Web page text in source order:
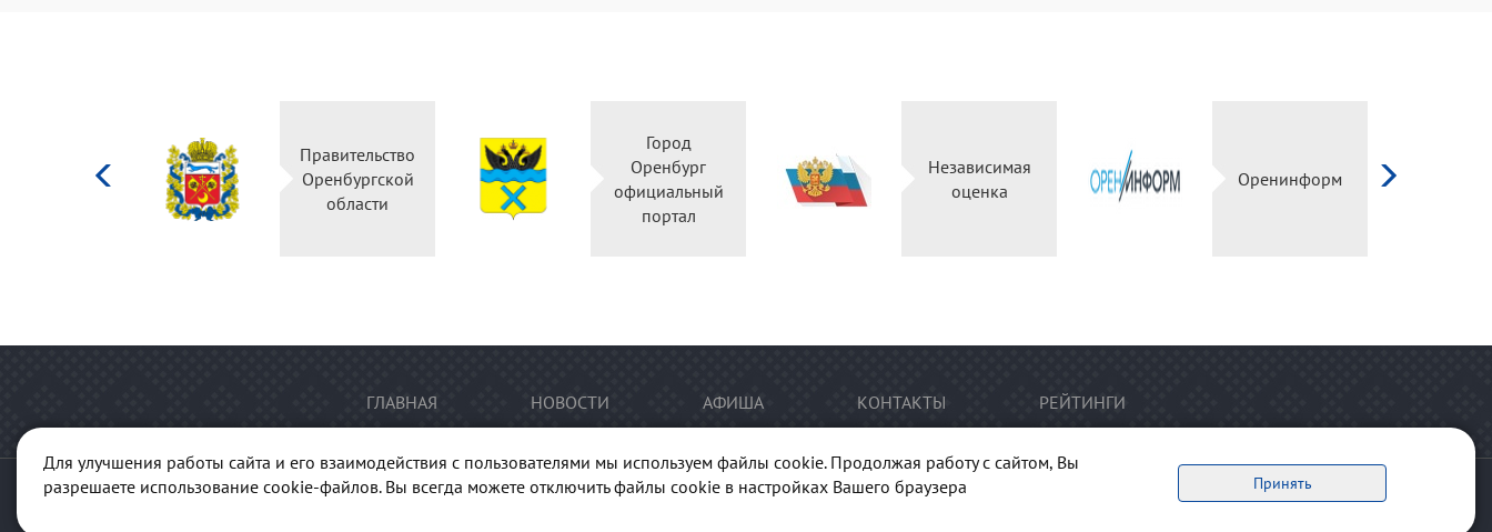
Правительство
Оренбургской
области
Город
Оренбург
официальный
портал
Независимая
оценка
Оренинформ
Для улучшения работы сайта и его взаимодействия с пользователями мы используем файлы cookie. Продолжая работу с сайтом, Вы
разрешаете использование cookie-файлов. Вы всегда можете отключить файлы cookie в настройках Вашего браузера
Принять
ГЛАВНАЯ НОВОСТИ АФИША КОНТАКТЫ РЕЙТИНГИ
на первоисточник обязательна.